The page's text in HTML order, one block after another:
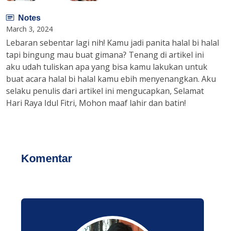
Notes
March 3, 2024
Lebaran sebentar lagi nih! Kamu jadi panita halal bi halal
tapi bingung mau buat gimana? Tenang di artikel ini
aku udah tuliskan apa yang bisa kamu lakukan untuk
buat acara halal bi halal kamu ebih menyenangkan. Aku
selaku penulis dari artikel ini mengucapkan, Selamat
Hari Raya Idul Fitri, Mohon maaf lahir dan batin!
Komentar